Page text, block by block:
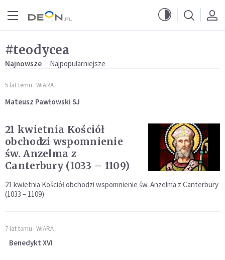
#teodycea
Najnowsze Najpopularniejsze
5 lat temu WIARA
Mateusz Pawłowski SJ
21 kwietnia Kościół
obchodzi wspomnienie
św. Anzelma z
Canterbury (1033 – 1109)
21 kwietnia Kościół obchodzi wspomnienie św. Anzelma z Canterbury
(1033 – 1109)
7 lat temu WIARA
Benedykt XVI